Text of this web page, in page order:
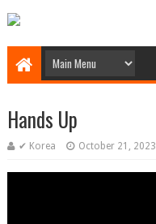
Hands Up
✔ Korea October 21, 2023